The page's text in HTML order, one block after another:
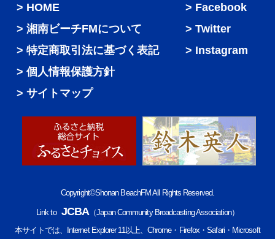
HOME
湘南ビーチFMについて
特定商取引法に基づく表記
個人情報保護方針
サイトマップ
Facebook
Twitter
Instagram
Copyright©Shonan BeachFM All Rights Reserved.
Link to JCBA （Japan Community Broadcasting Association）
本サイトでは、Internet Explorer 11以上、Chrome・Firefox・Safari・Microsoft